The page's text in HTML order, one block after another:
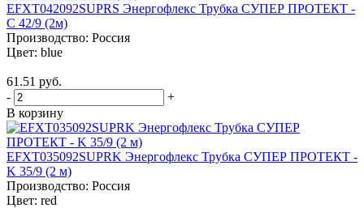
EFXT042092SUPRS Энергофлекс Трубка СУПЕР ПРОТЕКТ -
С 42/9 (2м)
Производство: Россия
Цвет: blue
61.51 руб.
-
+
В корзину
EFXT035092SUPRK Энергофлекс Трубка СУПЕР ПРОТЕКТ -
K 35/9 (2 м)
Производство: Россия
Цвет: red